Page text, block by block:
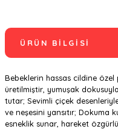
ÜRÜN BILGISI
Bebeklerin hassas cildine
üretilmiştir, yumuşak
tutar; Sevimli çiçek desenleriyle
ve neşesini yansıtır; Dokuma
esneklik sunar, hareket